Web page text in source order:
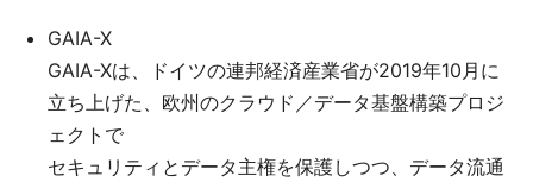
GAIA-X
GAIA-Xは、ドイツの連邦経済産業省が2019年10月に
立ち上げた、欧州のクラウド／データ基盤構築プロジ
ェクトで
セキュリティとデータ主権を保護しつつ、データ流通